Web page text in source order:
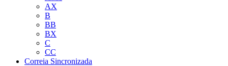
AX
B
BB
BX
C
CC
Correia Sincronizada